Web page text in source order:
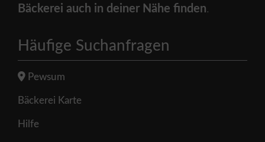
Bäckerei auch in deiner Nähe finden.
Häufige Suchanfragen
Pewsum
Bäckerei Karte
Hilfe